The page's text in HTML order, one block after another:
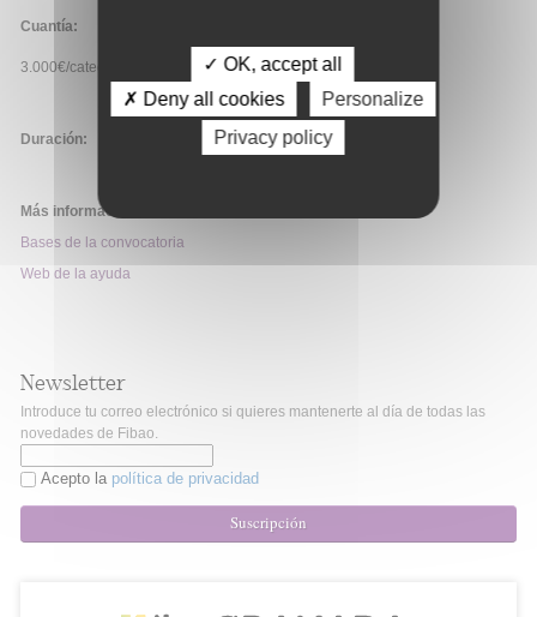
Cuantía:
3.000€/categoría.
Duración:
Más información:
Bases de la convocatoria
Web de la ayuda
Newsletter
Introduce tu correo electrónico si quieres mantenerte al día de todas las
novedades de Fibao.
Acepto la política de privacidad
Suscripción
✓ OK, accept all
✗ Deny all cookies
Personalize
Privacy policy